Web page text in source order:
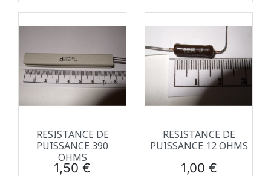
RESISTANCE DE
PUISSANCE 390
OHMS
Prix
1,50 €
RESISTANCE DE
PUISSANCE 12 OHMS
Prix
1,00 €